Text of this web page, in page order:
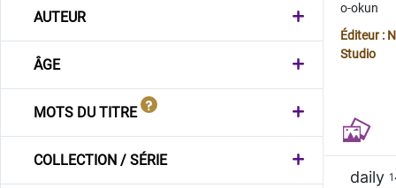
AUTEUR
ÂGE
MOTS DU TITRE
COLLECTION / SÉRIE
o-okun
Éditeur :
Studio
daily